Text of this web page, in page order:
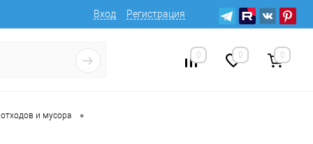
Вход Регистрация
0 0 0
и мусора •